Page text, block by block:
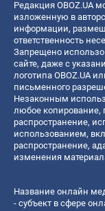
Редакция OBOZ.UA
изложенную в
информации,
ответственность
Запрещено
сайте, даже с
логотипа OBOZ.UA
письменного
Незаконным
любое копирование,
распространение,
использованием,
распространение,
изменения
Название онлайн
- субъект в сфере